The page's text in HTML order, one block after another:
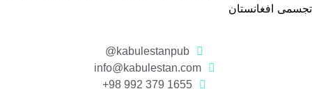
تجسمی افغانستان
kabulestanpub@
info@kabulestan.com
1655 379 992 98+